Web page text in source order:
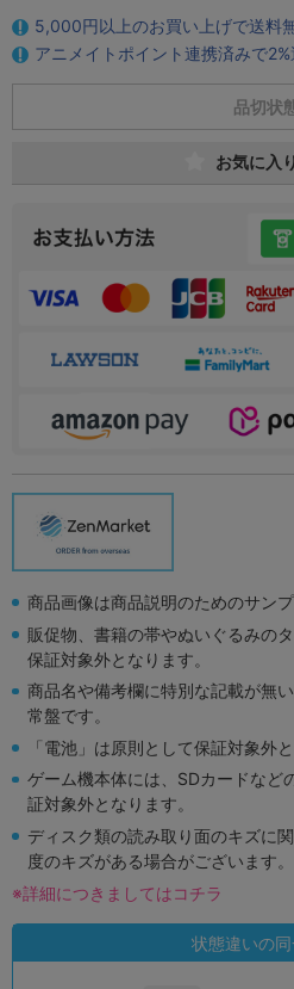
5,000円以上のお買い上げで送料
アニメイトポイント連携済みで2%
品切状
お気に入
商品画像は商品説明のためのサンプ
販促物、書籍の帯やぬいぐるみの
保証対象外となります。
商品名や備考欄に特別な記載が無
常盤です。
「電池」は原則として保証対象外と
ゲーム機本体には、SDカードなど
証対象外となります。
ディスク類の読み取り面のキズに
度のキズがある場合がございます。
※詳細につきましてはコチラ
状態違いの